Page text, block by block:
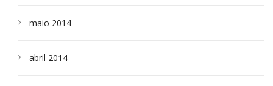
maio 2014
abril 2014